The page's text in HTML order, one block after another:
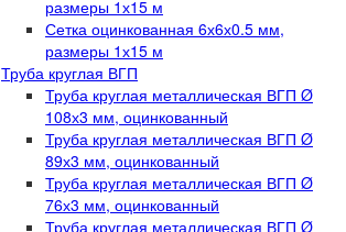
размеры 1х15 м
Сетка оцинкованная 6х6х0.5 мм,
размеры 1х15 м
Труба круглая ВГП
Труба круглая металлическая ВГП Ø
108х3 мм, оцинкованный
Труба круглая металлическая ВГП Ø
89х3 мм, оцинкованный
Труба круглая металлическая ВГП Ø
76х3 мм, оцинкованный
Труба круглая металлическая ВГП Ø